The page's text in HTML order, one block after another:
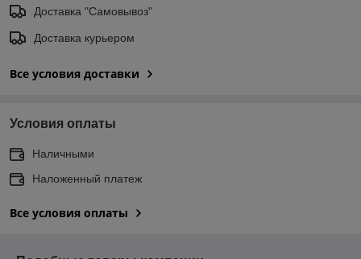
Доставка "Самовывоз"
Доставка курьером
Все условия доставки
Условия оплаты
Наличными
Наложенный платеж
Все условия оплаты